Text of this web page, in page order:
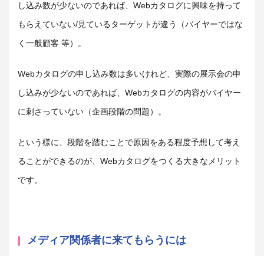
し込み数が少ないのであれば、Webカタログに興味を持って
もらえていない/見ているターゲットが違う（バイヤーではな
く一般顧客 等）。
Webカタログの申し込み数は多いけれど、実際の展示会の申
し込みが少ないのであれば、Webカタログの内容がバイヤー
に刺さっていない（企画段階の問題）。
という様に、段階を踏むことで原因をある程度予想して考え
ることができるのが、Webカタログをつくる大きなメリット
です。
メディア関係者に来てもらうには